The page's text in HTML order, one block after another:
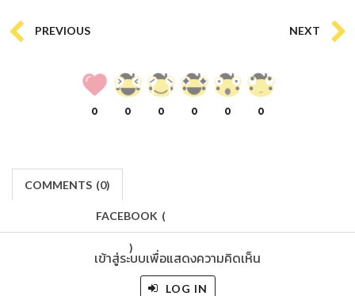
PREVIOUS NEXT
0 0 0 0 0 0
COMMENTS (0)
FACEBOOK (
)
เข้าสู่ระบบเพื่อแสดงความคิดเห็น
LOG IN